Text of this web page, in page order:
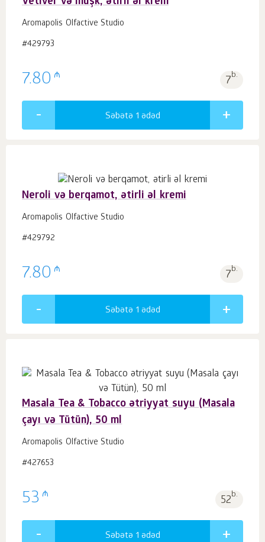
Aromapolis Olfactive Studio
#429793
7.80 ₼ 7b.
Səbətə 1 ədəd
Neroli və berqamot, ətirli əl kremi
Aromapolis Olfactive Studio
#429792
7.80 ₼ 7b.
Səbətə 1 ədəd
Masala Tea & Tobacco ətriyyat suyu (Masala
çayı və Tütün), 50 ml
Aromapolis Olfactive Studio
#427653
53 ₼ 52b.
Səbətə 1 ədəd